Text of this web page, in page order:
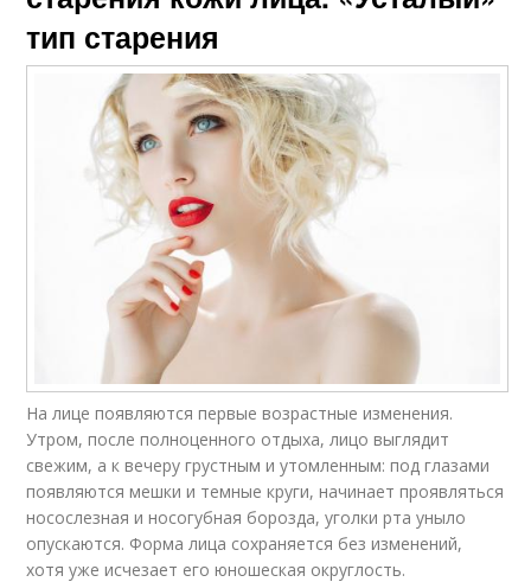
тип старения
На лице появляются первые возрастные изменения.
Утром, после полноценного отдыха, лицо выглядит
свежим, а к вечеру грустным и утомленным: под глазами
появляются мешки и темные круги, начинает проявляться
носослезная и носогубная борозда, уголки рта уныло
опускаются. Форма лица сохраняется без изменений,
хотя уже исчезает его юношеская округлость.